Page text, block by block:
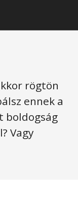
rögtön
ennek a
boldogság
Vagy